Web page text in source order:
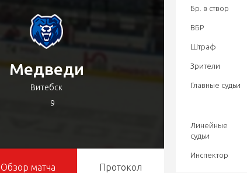
Медведи
Витебск
9
Обзор матча Протокол
Бр. в створ
ВБР
Штраф
Зрители
Главные судьи
Линейные
судьи
Инспектор